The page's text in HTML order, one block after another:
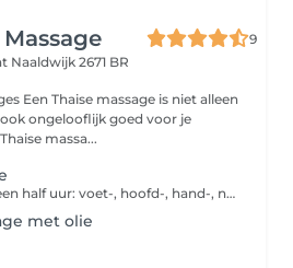
9
Naaldwijk 2671 BR
Een Thaise massage is niet alleen
ongelooflijk goed voor je
massa...
Diverse massages voor een half uur: voet-, hoofd-, hand-, nek-, schouders-, of rugmassage.
met olie